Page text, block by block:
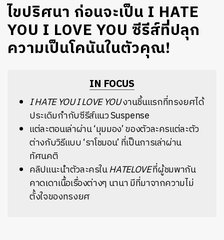
ไขปริศนา ก่อนจะเป็น I HATE
YOU I LOVE YOU ซีรีส์ที่ปลุก
ความเป็นโคนันในตัวคุณ!
IN FOCUS
I HATE YOU I LOVE YOUงานชิ้นแรกที่ทรงยศได้
ประเดิมกำกับซีรีส์แนว Suspense
แต่ละตอนเล่าผ่าน ‘มุมมอง’ ของตัวละครแต่ละตัว
ต่างกับวิธีแบบ ‘ราโชมอน’ ที่เป็นการเล่าผ่าน
ทัศนคติ
คลิปแนะนำตัวละครในHATELOVEที่ผู้ชมพากัน
คาดเดาเนื้อเรื่องต่างๆ นานา มีที่มาจากความไม่
ตั้งใจของทรงยศ